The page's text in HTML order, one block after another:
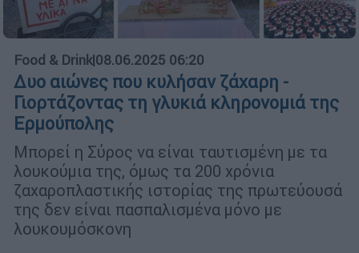
Food & Drink|08.06.2025 06:20
Δυο αιώνες που κυλήσαν ζάχαρη -
Γιορτάζοντας τη γλυκιά κληρονομιά της
Ερμούπολης
Μπορεί η Σύρος να είναι ταυτισμένη με τα
λουκούμια της, όμως τα 200 χρόνια
ζαχαροπλαστικής ιστορίας της πρωτεύουσά
της δεν είναι πασπαλισμένα μόνο με
λουκουμόσκονη